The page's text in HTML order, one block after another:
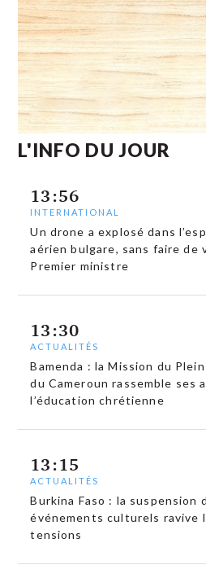
L'INFO DU JOUR
13:56
INTERNATIONAL
Un drone a explosé dans
aérien bulgare, sans faire de
Premier ministre
13:30
ACTUALITÉS
Bamenda : la Mission du
du Cameroun rassemble ses
l’éducation chrétienne
13:15
ACTUALITÉS
Burkina Faso : la suspension
événements culturels ravive
tensions